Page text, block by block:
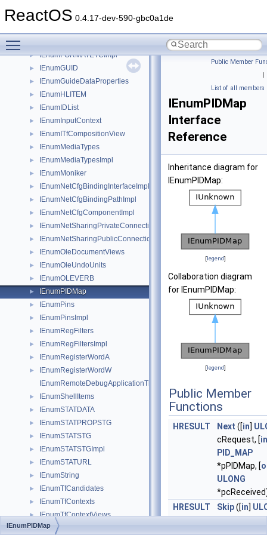
ReactOS 0.4.17-dev-590-gbc0a1de
► IEnumFilters
► IEnumFORMATETCImpl
► IEnumGUID
► IEnumGuideDataProperties
► IEnumHLITEM
► IEnumIDList
► IEnumInputContext
► IEnumITfCompositionView
► IEnumMediaTypes
► IEnumMediaTypesImpl
► IEnumMoniker
► IEnumNetCfgBindingInterfaceImpl
► IEnumNetCfgBindingPathImpl
► IEnumNetCfgComponentImpl
► IEnumNetSharingPrivateConnection
► IEnumNetSharingPublicConnection
► IEnumOleDocumentViews
► IEnumOleUndoUnits
► IEnumOLEVERB
► IEnumPIDMap
► IEnumPins
► IEnumPinsImpl
► IEnumRegFilters
► IEnumRegFiltersImpl
► IEnumRegisterWordA
►
IEnumRegisterWordW
IEnumRemoteDebugApplicationThreads
► IEnumShellItems
► IEnumSTATDATA
► IEnumSTATPROPSTG
► IEnumSTATSTG
► IEnumSTATSTGImpl
► IEnumSTATURL
► IEnumString
► IEnumTfCandidates
► IEnumTfContexts
► IEnumTfContextViews
► IEnumTfDisplayAttributeInfo
Public Member
|
List of all members
IEnumPIDMap
Interface
Reference
Inheritance diagram for
IEnumPIDMap:
[legend]
Collaboration diagram
for IEnumPIDMap:
[legend]
Public Member
Functions
HRESULT Next ([in]
cRequest, [in
PID_MAP
*pPIDMap, [
ULONG
HRESULT
Skip([in]
IEnumPIDMap